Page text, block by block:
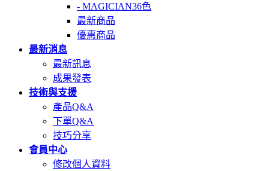
- MAGICIAN36色
最新商品
優惠商品
最新消息
最新訊息
成果發表
技術與支援
產品Q&A
下單Q&A
技巧分享
會員中心
修改個人資料